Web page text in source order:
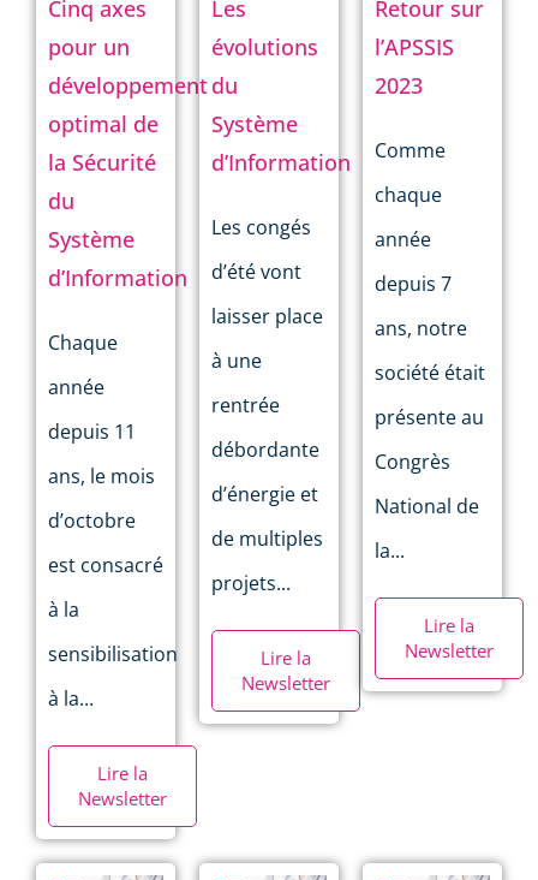
Cinq axes
pour un
développement
optimal de
la Sécurité
du
Système
d’Information
Chaque
année
depuis 11
ans, le mois
d’octobre
est consacré
à la
sensibilisation
à la...
Lire la
Newsletter
Les
évolutions
du
Système
d’Information
Les congés
d’été vont
laisser place
à une
rentrée
débordante
d’énergie et
de multiples
projets...
Lire la
Newsletter
Retour sur
l’APSSIS
2023
Comme
chaque
année
depuis 7
ans, notre
société était
présente au
Congrès
National de
la...
Lire la
Newsletter